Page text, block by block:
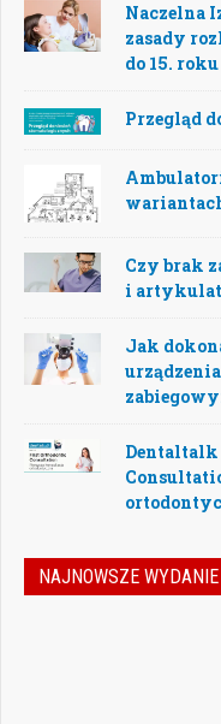
Naczelna
zasady
do 15.
Przegląd
Czy brak
i
Jak
Dentaltalk
NAJNOWSZE